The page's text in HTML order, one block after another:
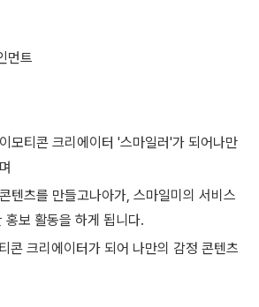
먼트
모티콘 크리에이터 '스마일러'가 되어나만
텐츠를 만들고나아가, 스마일미의 서비스
홍보 활동을 하게 됩니다.
콘 크리에이터가 되어 나만의 감정 콘텐츠